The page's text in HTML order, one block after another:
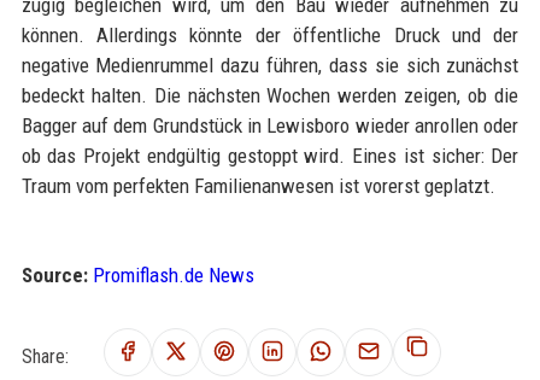
zügig begleichen wird, um den Bau wieder aufnehmen zu
können. Allerdings könnte der öffentliche Druck und der
negative Medienrummel dazu führen, dass sie sich zunächst
bedeckt halten. Die nächsten Wochen werden zeigen, ob die
Bagger auf dem Grundstück in Lewisboro wieder anrollen oder
ob das Projekt endgültig gestoppt wird. Eines ist sicher: Der
Traum vom perfekten Familienanwesen ist vorerst geplatzt.
Source: Promiflash.de News
Share: